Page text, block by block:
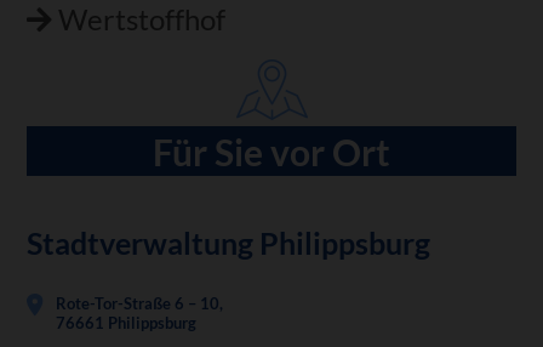
Wertstoffhof
Für Sie vor Ort
Stadtverwaltung Philippsburg
Rote-Tor-Straße 6 – 10,
76661 Philippsburg